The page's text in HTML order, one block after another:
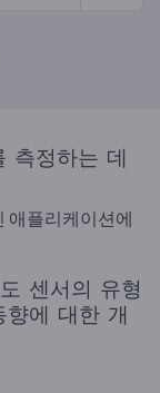
측정하는 데
애플리케이션에
센서의 유형
에 대한 개